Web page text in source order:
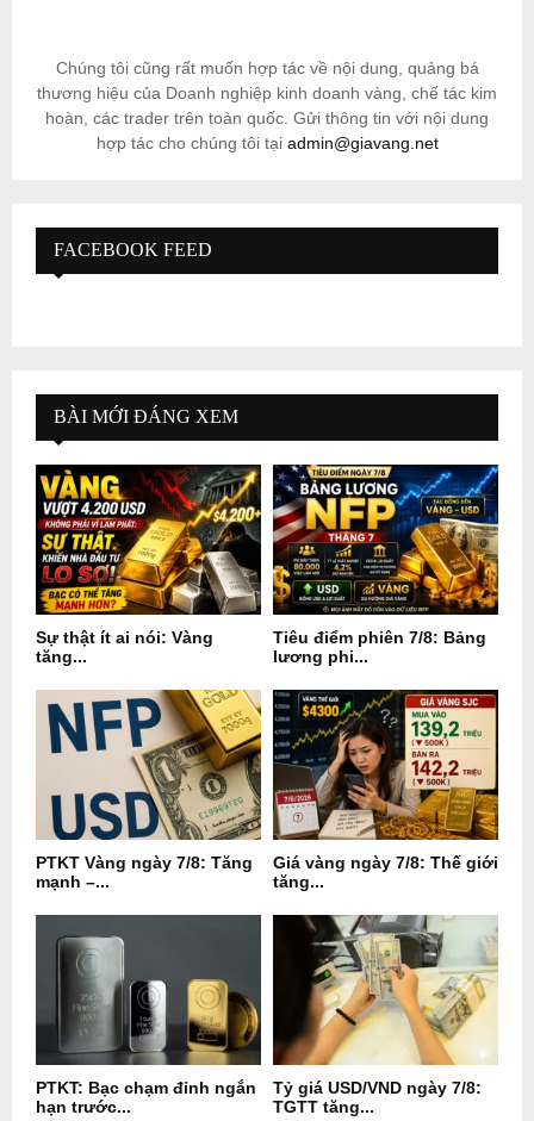
Chúng tôi cũng rất muốn hợp tác về nội dung, quảng bá
thương hiệu của Doanh nghiệp kinh doanh vàng, chế tác kim
hoàn, các trader trên toàn quốc. Gửi thông tin với nội dung
hợp tác cho chúng tôi tại admin@giavang.net
FACEBOOK FEED
BÀI MỚI ĐÁNG XEM
Sự thật ít ai nói: Vàng
tăng...
Tiêu điểm phiên 7/8: Bảng
lương phi...
PTKT Vàng ngày 7/8: Tăng
mạnh –...
Giá vàng ngày 7/8: Thế giới
tăng...
PTKT: Bạc chạm đỉnh ngắn
hạn trước...
Tỷ giá USD/VND ngày 7/8:
TGTT tăng...